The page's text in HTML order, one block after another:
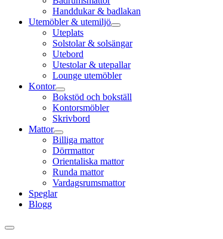
Handdukar & badlakan
Utemöbler & utemiljö
Uteplats
Solstolar & solsängar
Utebord
Utestolar & utepallar
Lounge utemöbler
Kontor
Bokstöd och bokställ
Kontorsmöbler
Skrivbord
Mattor
Billiga mattor
Dörrmattor
Orientaliska mattor
Runda mattor
Vardagsrumsmattor
Speglar
Blogg